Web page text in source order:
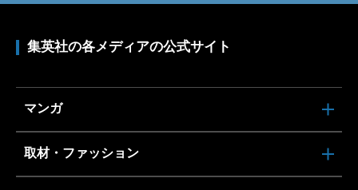
集英社の各メディアの公式サイト
マンガ
取材・ファッション